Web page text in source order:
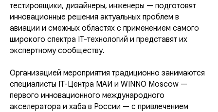
тестировщики, дизайнеры, инженеры — подготовят
инновационные решения актуальных проблем в
авиации и смежных областях с применением самого
широкого спектра IT-технологий и представят их
экспертному сообществу.
Организацией мероприятия традиционно занимаются
специалисты IT-Центра МАИ и WINNO Moscow —
первого инновационного международного
акселератора и хаба в России — с привлечением